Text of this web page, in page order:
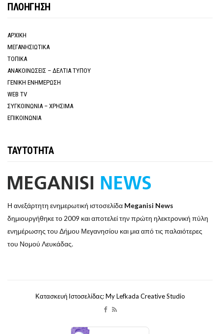
ΠΛΟΗΓΗΣΗ
ΑΡΧΙΚΗ
ΜΕΓΑΝΗΣΙΩΤΙΚΑ
ΤΟΠΙΚΑ
ΑΝΑΚΟΙΝΩΣΕΙΣ – ΔΕΛΤΙΑ ΤΥΠΟΥ
ΓΕΝΙΚΗ ΕΝΗΜΕΡΩΣΗ
WEB TV
ΣΥΓΚΟΙΝΩΝΙΑ – ΧΡΗΣΙΜΑ
ΕΠΙΚΟΙΝΩΝΙΑ
ΤΑΥΤΟΤΗΤΑ
Η ανεξάρτητη ενημερωτική ιστοσελίδα Meganisi News
δημιουργήθηκε το 2009 και αποτελεί την πρώτη ηλεκτρονική πύλη
ενημέρωσης του Δήμου Μεγανησίου και μια από τις παλαιότερες
του Νομού Λευκάδας.
Κατασκευή Ιστοσελίδας: My Lefkada Creative Studio